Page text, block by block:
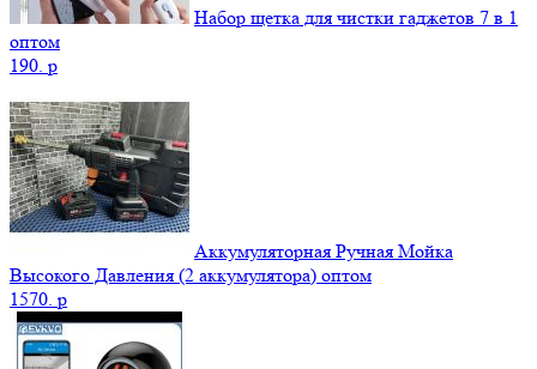
Набор щетка для чистки гаджетов 7 в 1
оптом
190. p
Аккумуляторная Ручная Мойка
Высокого Давления (2 аккумулятора) оптом
1570. p